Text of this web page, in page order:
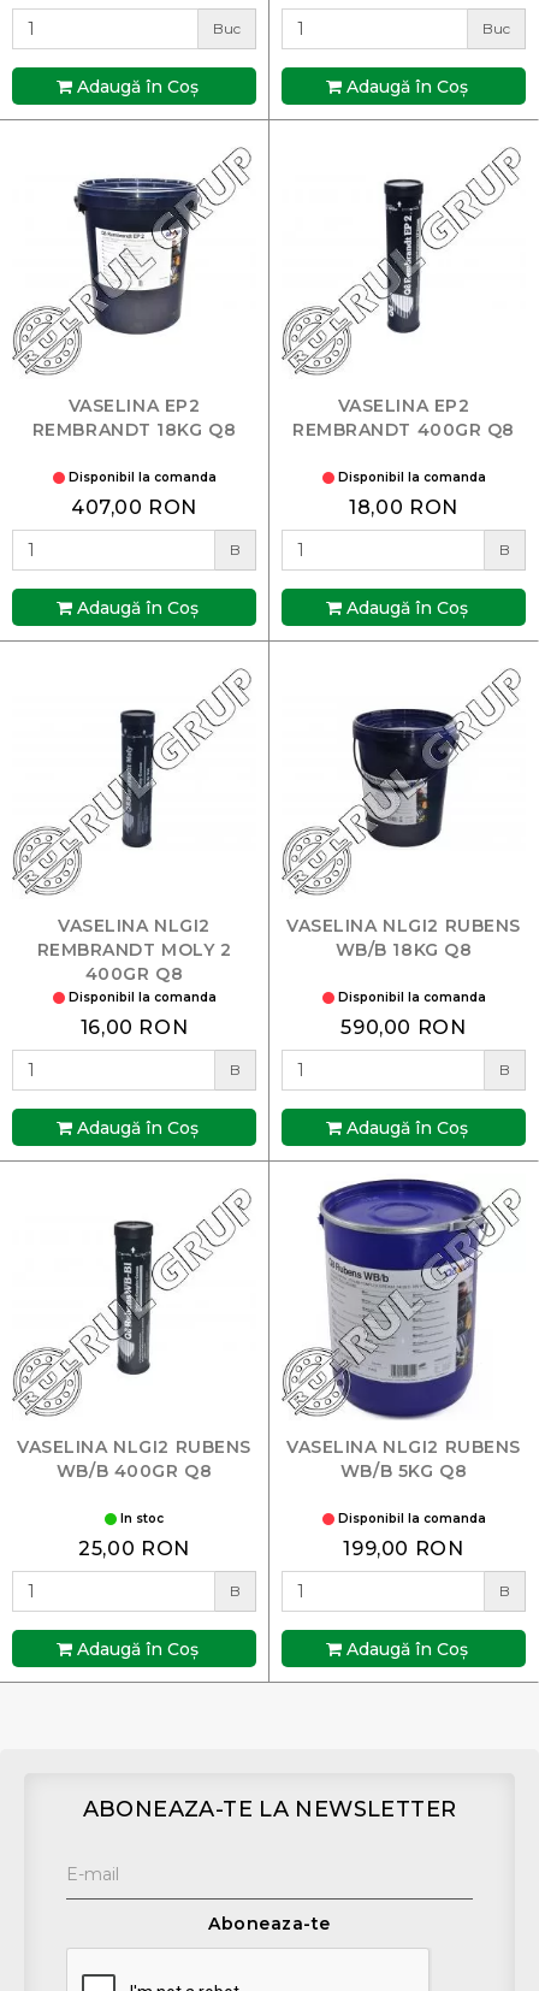
Buc
Adaugă în Coş
Buc
Adaugă în Coş
VASELINA EP2
REMBRANDT 18KG Q8
Disponibil la comanda
407,00 RON
B
Adaugă în Coş
VASELINA EP2
REMBRANDT 400GR Q8
Disponibil la comanda
18,00 RON
B
Adaugă în Coş
VASELINA NLGI2
REMBRANDT MOLY 2
400GR Q8
Disponibil la comanda
16,00 RON
B
Adaugă în Coş
VASELINA NLGI2 RUBENS
WB/B 18KG Q8
Disponibil la comanda
590,00 RON
B
Adaugă în Coş
VASELINA NLGI2 RUBENS
WB/B 400GR Q8
In stoc
25,00 RON
B
Adaugă în Coş
VASELINA NLGI2 RUBENS
WB/B 5KG Q8
Disponibil la comanda
199,00 RON
B
Adaugă în Coş
ABONEAZA-TE LA NEWSLETTER
Aboneaza-te